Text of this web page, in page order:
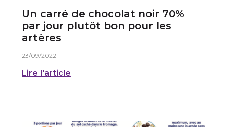
Un carré de chocolat noir 70%
par jour plutôt bon pour les
artères
23/09/2022
Lire l'article